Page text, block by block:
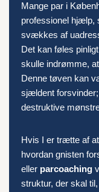
Mange par i
professionel hjælp,
svækkes af
Det kan føles
skulle indrømme,
Denne tøven kan
sjældent
destruktive
Hvis I er trætte af
hvordan gnisten
eller parcoaching
struktur, der skal